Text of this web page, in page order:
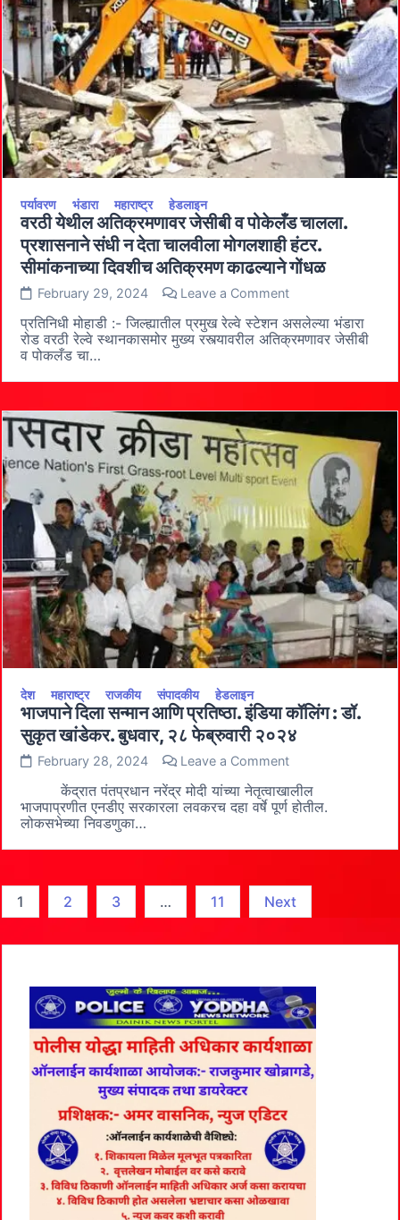
सुव्यवस्था
वारंवार
का
बिघडते?
पर्यावरण भंडारा महाराष्ट्र हेडलाइन
वरठी येथील अतिक्रमणावर जेसीबी व पोकेलँड चालला.
प्रशासनाने संधी न देता चालवीला मोगलशाही हंटर.
सीमांकनाच्या दिवशीच अतिक्रमण काढल्याने गोंधळ
February 29, 2024 Leave a Commenton
येथील
अतिक्रमणावर
जेसीबी
पोकेलँड
न
देता
चालवीला
मोगलशाही
हंटर.
सीमांकनाच्या
दिवशीच
अतिक्रमण
काढल्याने
गोंधळ
प्रतिनिधी मोहाडी :- जिल्ह्यातील प्रमुख रेल्वे स्टेशन असलेल्या भंडारा
रोड वरठी रेल्वे स्थानकासमोर मुख्य रस्त्यावरील अतिक्रमणावर जेसीबी
व पोकलँड चा…
देश महाराष्ट्र राजकीय संपादकीय हेडलाइन
भाजपाने दिला सन्मान आणि प्रतिष्ठा. इंडिया कॉलिंग : डॉ.
सुकृत खांडेकर. बुधवार, २८ फेब्रुवारी २०२४
February 28, 2024 Leave a Commenton
दिला
सन्मान
आणि
इंडिया
डॉ.
सुकृत
खांडेकर.
२८
केंद्रात पंतप्रधान नरेंद्र मोदी यांच्या नेतृत्वाखालील
भाजपाप्रणीत एनडीए सरकारला लवकरच दहा वर्षे पूर्ण होतील.
लोकसभेच्या निवडणुका…
Posts
pagination
1 2 3 … 11 Next